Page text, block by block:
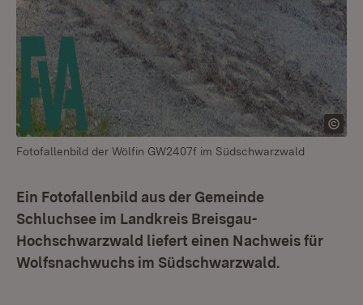
Fotofallenbild der Wölfin GW2407f im Südschwarzwald
Ein Fotofallenbild aus der Gemeinde
Schluchsee im Landkreis Breisgau-
Hochschwarzwald liefert einen Nachweis für
Wolfsnachwuchs im Südschwarzwald.